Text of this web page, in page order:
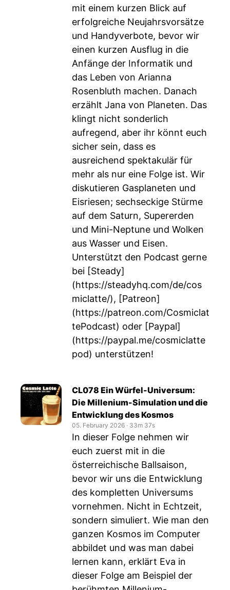
mit einem kurzen Blick auf
erfolgreiche Neujahrsvorsätze
und Handyverbote, bevor wir
einen kurzen Ausflug in die
Anfänge der Informatik und
das Leben von Arianna
Rosenbluth machen. Danach
erzählt Jana von Planeten. Das
klingt nicht sonderlich
aufregend, aber ihr könnt euch
sicher sein, dass es
ausreichend spektakulär für
mehr als nur eine Folge ist. Wir
diskutieren Gasplaneten und
Eisriesen; sechseckige Stürme
auf dem Saturn, Supererden
und Mini-Neptune und Wolken
aus Wasser und Eisen.
Unterstützt den Podcast gerne
bei [Steady]
(https://steadyhq.com/de/cos
miclatte/), [Patreon]
(https://patreon.com/Cosmiclat
tePodcast) oder [Paypal]
(https://paypal.me/cosmiclatte
pod) unterstützen!
CL078 Ein Würfel-Universum:
Die Millenium-Simulation und die
Entwicklung des Kosmos
05. February 2026 ‧ 33m 37s
In dieser Folge nehmen wir
euch zuerst mit in die
österreichische Ballsaison,
bevor wir uns die Entwicklung
des kompletten Universums
vornehmen. Nicht in Echtzeit,
sondern simuliert. Wie man den
ganzen Kosmos im Computer
abbildet und was man dabei
lernen kann, erklärt Eva in
dieser Folge am Beispiel der